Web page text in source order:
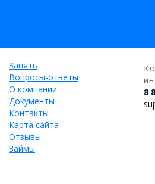
Занять
Вопросы-ответы
О компании
Документы
Контакты
Карта сайта
Отзывы
Займы
8